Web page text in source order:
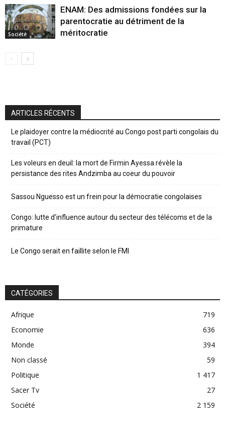
Société
ENAM: Des admissions fondées sur la
parentocratie au détriment de la
méritocratie
ARTICLES RÉCENTS
Le plaidoyer contre la médiocrité au Congo post parti congolais du
travail (PCT)
Les voleurs en deuil: la mort de Firmin Ayessa révèle la
persistance des rites Andzimba au coeur du pouvoir
Sassou Nguesso est un frein pour la démocratie congolaises
Congo: lutte d’influence autour du secteur des télécoms et de la
primature
Le Congo serait en faillite selon le FMI
CATÉGORIES
Afrique
719
Economie
636
Monde
394
Non classé
59
Politique
1 417
Sacer Tv
27
Société
2 159